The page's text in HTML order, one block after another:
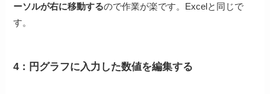
ーソルが右に移動するので作業が楽です。Excelと同じで
す。
4：円グラフに入力した数値を編集する